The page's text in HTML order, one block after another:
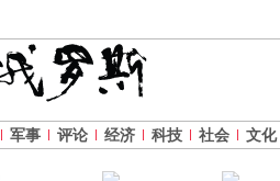
军事 评论 经济 科技 社会 文化